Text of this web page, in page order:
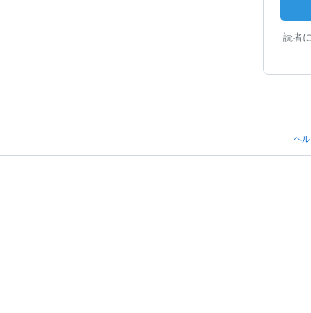
読者
ヘ